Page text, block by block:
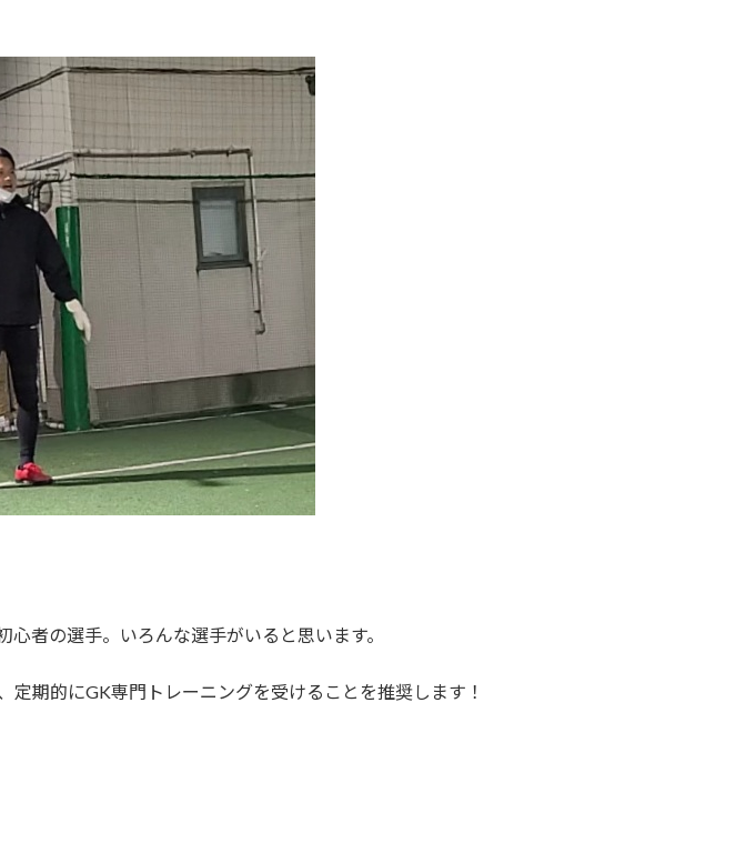
者の選手。いろんな選手がいると思います。
期的にGK専門トレーニングを受けることを推奨します！